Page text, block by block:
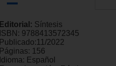
Editorial: Síntesis
ISBN: 9788413572345
Publicado:11/2022
Páginas: 156
Idioma: Español